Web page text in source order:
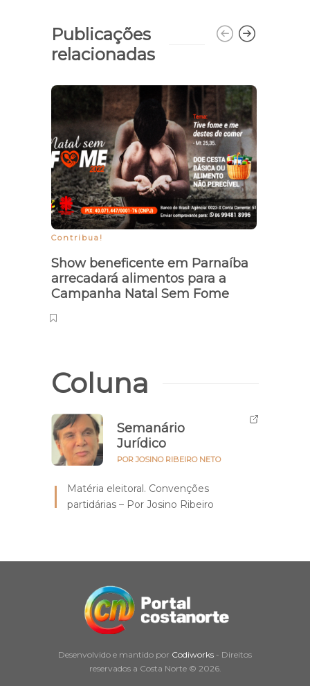
Publicações
relacionadas
Contribua!
Show beneficente em Parnaíba
arrecadará alimentos para a
Campanha Natal Sem Fome
Coluna
Semanário
Jurídico
POR JOSINO RIBEIRO NETO
Matéria eleitoral. Convenções
partidárias – Por Josino Ribeiro
Desenvolvido e mantido por Codiworks - Direitos
reservados a Costa Norte © 2026.